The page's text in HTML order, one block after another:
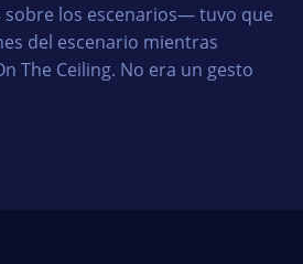
sobre los escenarios— tuvo que
del escenario mientras
The Ceiling. No era un gesto